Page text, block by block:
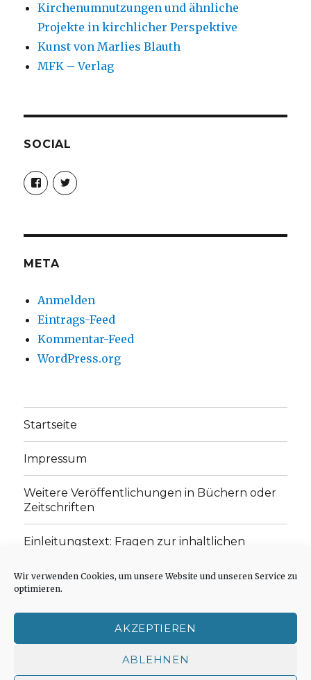
Wir verwenden Cookies, um unsere Website und unseren Service zu
optimieren.
AKZEPTIEREN
ABLEHNEN
Kirchenumnutzungen und ähnliche
Projekte in kirchlicher Perspektive
Kunst von Marlies Blauth
MFK – Verlag
SOCIAL
Profil
von
christoph.fleischer1
anzeigen
Profil
von
anzeigen
META
Anmelden
Eintrags-Feed
Kommentar-Feed
WordPress.org
Startseite
Impressum
Weitere Veröffentlichungen in Büchern oder
Zeitschriften
Einleitungstext: Fragen zur inhaltlichen
„schwachen Glaubens“
Cookie-Richtlinie (EU)